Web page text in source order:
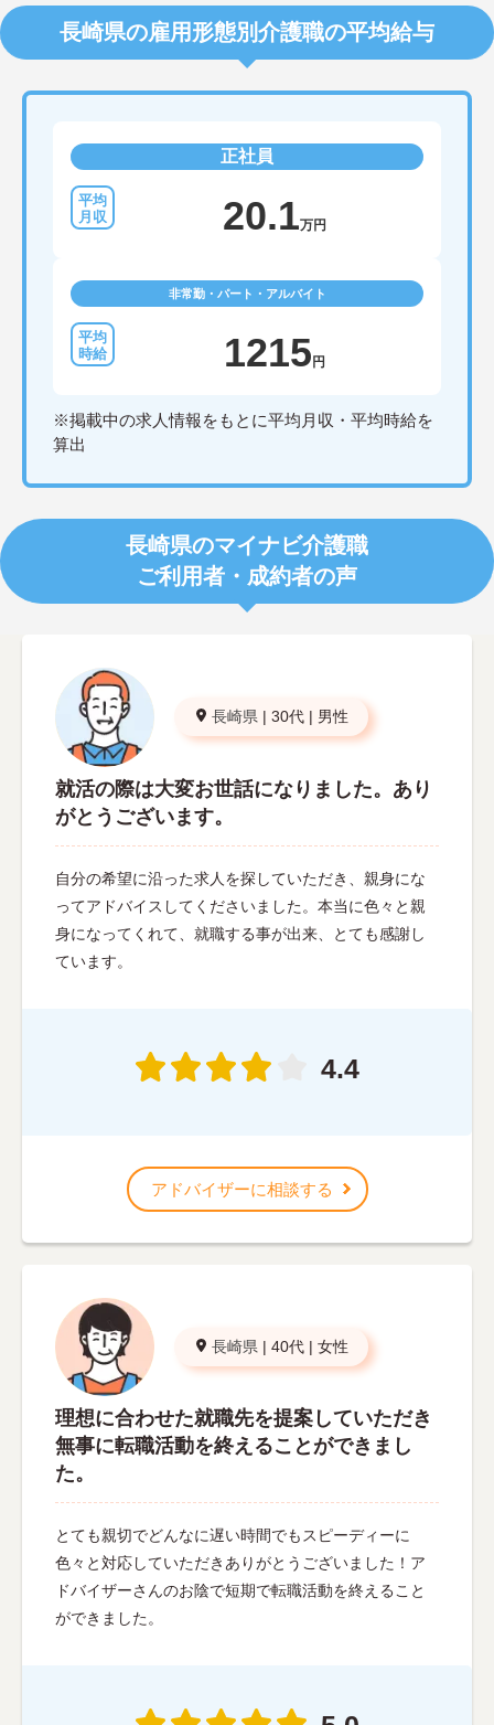
長崎県の雇用形態別介護職の平均給与
正社員
20.1万円
非常勤・パート・アルバイト
1215 円
※掲載中の求人情報をもとに平均月収・平均時給を
算出
長崎県のマイナビ介護職
ご利用者・成約者の声
長崎県 | 30代 | 男性
就活の際は大変お世話になりました。あり
がとうございます。
自分の希望に沿った求人を探していただき、親身にな
ってアドバイスしてくださいました。本当に色々と親
身になってくれて、就職する事が出来、とても感謝し
ています。
4.4
アドバイザーに相談する
長崎県 | 40代 | 女性
理想に合わせた就職先を提案していただき
無事に転職活動を終えることができまし
た。
とても親切でどんなに遅い時間でもスピーディーに
色々と対応していただきありがとうございました！ア
ドバイザーさんのお陰で短期で転職活動を終えること
ができました。